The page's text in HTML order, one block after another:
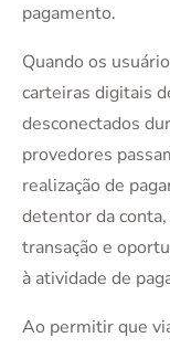
pagamento.
Quando os
carteiras digitais
desconectados
provedores
realização de
detentor da
transação e
à atividade de
Ao permitir que